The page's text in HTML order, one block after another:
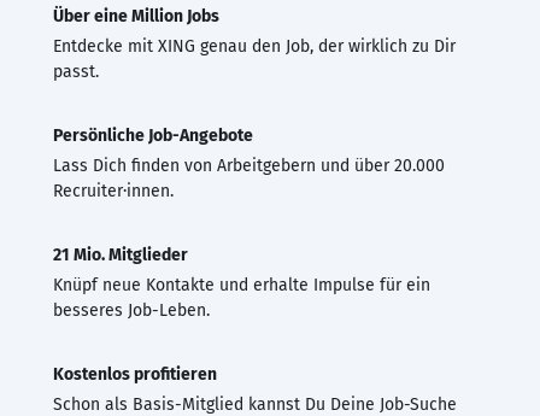
Über eine Million Jobs
Entdecke mit XING genau den Job, der wirklich zu Dir
passt.
Persönliche Job-Angebote
Lass Dich finden von Arbeitgebern und über 20.000
Recruiter·innen.
21 Mio. Mitglieder
Knüpf neue Kontakte und erhalte Impulse für ein
besseres Job-Leben.
Kostenlos profitieren
Schon als Basis-Mitglied kannst Du Deine Job-Suche